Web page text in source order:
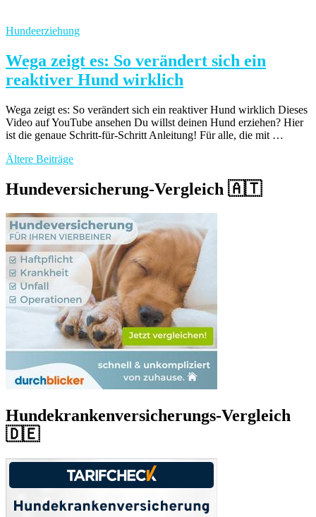
Hundeerziehung
Wega zeigt es: So verändert sich ein
reaktiver Hund wirklich
Wega zeigt es: So verändert sich ein reaktiver Hund wirklich Dieses
Video auf YouTube ansehen Du willst deinen Hund erziehen? Hier
ist die genaue Schritt-für-Schritt Anleitung! Für alle, die mit …
Beitragsnavigation
Ältere Beiträge
Hundeversicherung-Vergleich 🇦🇹
Hundekrankenversicherungs-Vergleich
🇩🇪